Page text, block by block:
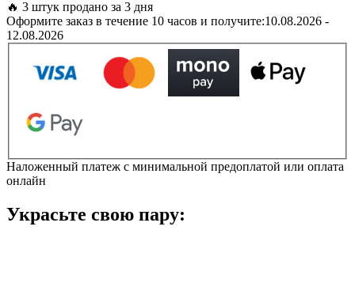
Army
Green
арт.
207937
Крокс
Сабо
кількість
🔥 3 штук продано за 3 дня
Оформите заказ в течение 10 часов и получите:10.08.2026 -
12.08.2026
Наложенный платеж с минимальной предоплатой или оплата
онлайн
Украсьте свою пару: